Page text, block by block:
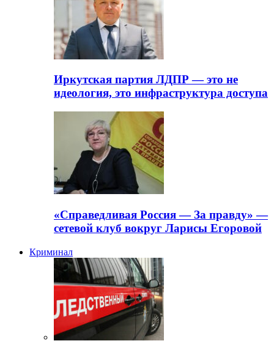
Иркутская партия ЛДПР — это не
идеология, это инфраструктура доступа
«Справедливая Россия — За правду» —
сетевой клуб вокруг Ларисы Егоровой
Криминал